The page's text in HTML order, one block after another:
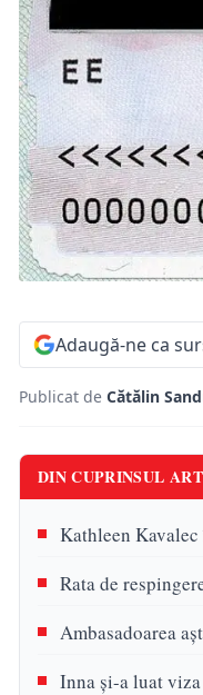
Adaugă-ne ca
Publicat de Cătălin
DIN CUPRINSUL
Kathleen
Rata de
Ambasadoarea
Inna și-a luat viza